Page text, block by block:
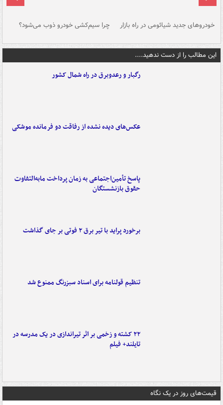
خودروهای جدید شیائومی در راه بازار چرا سیم‌کشی خودرو ذوب می‌شود؟
این مطالب را از دست ندهید....
رگبار و رعدوبرق در راه شمال کشور
عکس‌های دیده نشده از رفاقت دو فرمانده‌ موشکی
پاسخ تأمین‌اجتماعی به زمان پرداخت مابه‌التفاوت
حقوق بازنشستگان
برخورد پراید با تیر برق ۲ فوتی بر جای گذاشت
تنظیم قولنامه برای اسناد سبزرنگ ممنوع شد
۲۲ کشته و زخمی بر اثر تیراندازی در یک مدرسه در
تایلند+ فیلم
قیمت‌های روز در یک نگاه